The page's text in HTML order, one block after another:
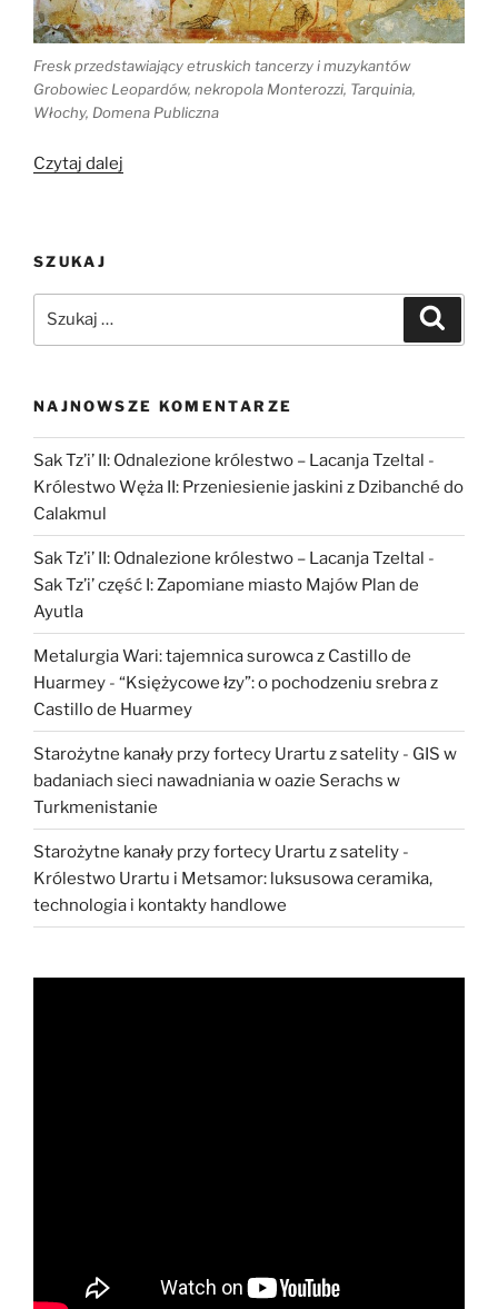
Fresk przedstawiający etruskich tancerzy i muzykantów
Grobowiec Leopardów, nekropola Monterozzi, Tarquinia,
Włochy, Domena Publiczna
Czytaj dalej
SZUKAJ
NAJNOWSZE KOMENTARZE
Sak Tz’i’ II: Odnalezione królestwo – Lacanja Tzeltal -
Królestwo Węża II: Przeniesienie jaskini z Dzibanché do
Calakmul
Sak Tz’i’ II: Odnalezione królestwo – Lacanja Tzeltal -
Sak Tz’i’ część I: Zapomiane miasto Majów Plan de
Ayutla
Metalurgia Wari: tajemnica surowca z Castillo de
Huarmey - “Księżycowe łzy”: o pochodzeniu srebra z
Castillo de Huarmey
Starożytne kanały przy fortecy Urartu z satelity - GIS w
badaniach sieci nawadniania w oazie Serachs w
Turkmenistanie
Starożytne kanały przy fortecy Urartu z satelity -
Królestwo Urartu i Metsamor: luksusowa ceramika,
technologia i kontakty handlowe